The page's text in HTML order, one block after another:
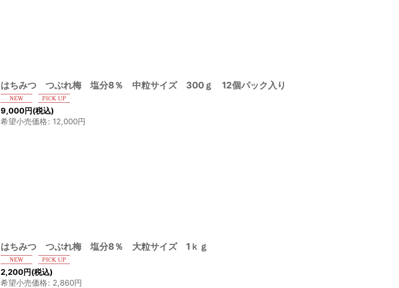
はちみつ つぶれ梅 塩分8％ 中粒サイズ 300ｇ 12個パック入り
9,000円(税込)
希望小売価格: 12,000円
はちみつ つぶれ梅 塩分8％ 大粒サイズ 1ｋｇ
2,200円(税込)
希望小売価格: 2,860円